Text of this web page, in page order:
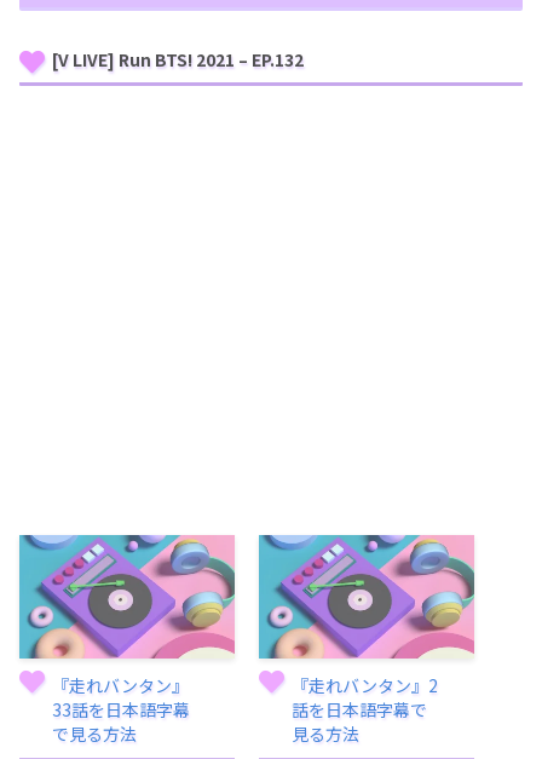
[V LIVE] Run BTS! 2021 – EP.132
『走れバンタン』
33話を日本語字幕
で見る方法
『走れバンタン』2
話を日本語字幕で
見る方法